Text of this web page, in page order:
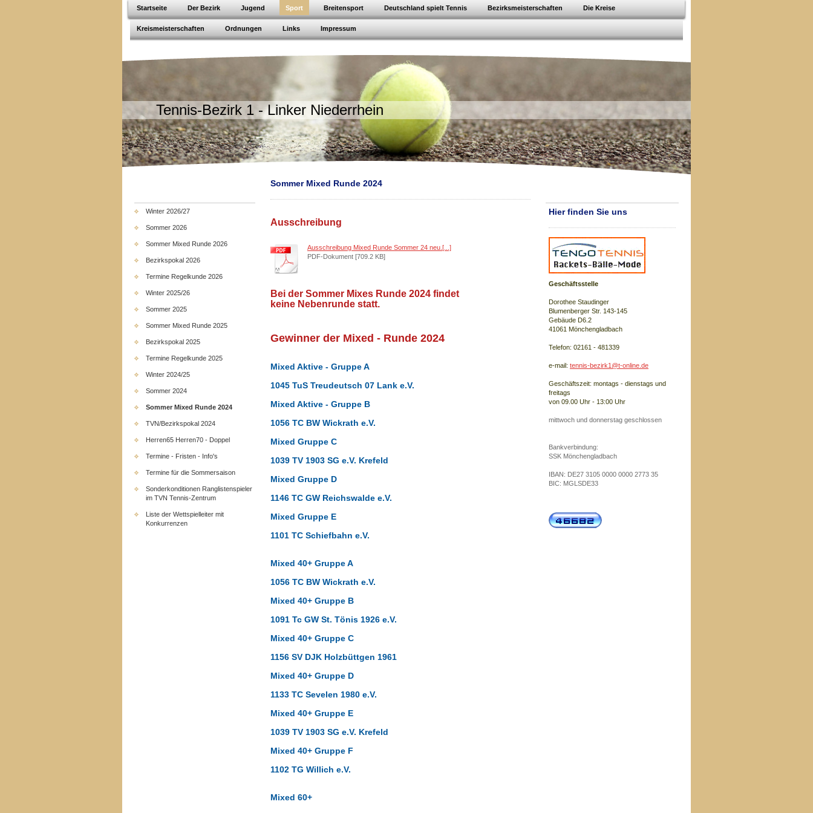
Startseite Der Bezirk Jugend Sport Breitensport Deutschland spielt Tennis Bezirksmeisterschaften Die Kreise
Kreismeisterschaften Ordnungen Links Impressum
Tennis-Bezirk 1 - Linker Niederrhein
Winter 2026/27
Sommer 2026
Sommer Mixed Runde 2026
Bezirkspokal 2026
Termine Regelkunde 2026
Winter 2025/26
Sommer 2025
Sommer Mixed Runde 2025
Bezirkspokal 2025
Termine Regelkunde 2025
Winter 2024/25
Sommer 2024
Sommer Mixed Runde 2024
TVN/Bezirkspokal 2024
Herren65 Herren70 - Doppel
Termine - Fristen - Info's
Termine für die Sommersaison
Sonderkonditionen Ranglistenspieler
im TVN Tennis-Zentrum
Liste der Wettspielleiter mit
Konkurrenzen
Sommer Mixed Runde 2024
Ausschreibung
Ausschreibung Mixed Runde Sommer 24 neu.[...]
PDF-Dokument [709.2 KB]
Bei der Sommer Mixes Runde 2024 findet
keine Nebenrunde statt.
Gewinner der Mixed - Runde 2024
Mixed Aktive - Gruppe A
1045 TuS Treudeutsch 07 Lank e.V.
Mixed Aktive - Gruppe B
1056 TC BW Wickrath e.V.
Mixed Gruppe C
1039 TV 1903 SG e.V. Krefeld
Mixed Gruppe D
1146 TC GW Reichswalde e.V.
Mixed Gruppe E
1101 TC Schiefbahn e.V.
Mixed 40+ Gruppe A
1056 TC BW Wickrath e.V.
Mixed 40+ Gruppe B
1091 Tc GW St. Tönis 1926 e.V.
Mixed 40+ Gruppe C
1156 SV DJK Holzbüttgen 1961
Mixed 40+ Gruppe D
1133 TC Sevelen 1980 e.V.
Mixed 40+ Gruppe E
1039 TV 1903 SG e.V. Krefeld
Mixed 40+ Gruppe F
1102 TG Willich e.V.
Mixed 60+
Hier finden Sie uns
Geschäftsstelle
Dorothee Staudinger
Blumenberger Str. 143-145
Gebäude D6.2
41061 Mönchengladbach
Telefon: 02161 - 481339
e-mail: tennis-bezirk1@t-online.de
Geschäftszeit: montags - dienstags und
freitags
von 09.00 Uhr - 13:00 Uhr
mittwoch und donnerstag geschlossen
Bankverbindung:
SSK Mönchengladbach
IBAN: DE27 3105 0000 0000 2773 35
BIC: MGLSDE33